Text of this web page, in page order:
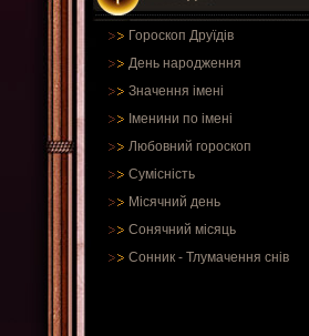
Гороскоп Друїдів
День народження
Значення імені
Іменини по імені
Любовний гороскоп
Сумісність
Місячний день
Сонячний місяць
Сонник - Тлумачення снів